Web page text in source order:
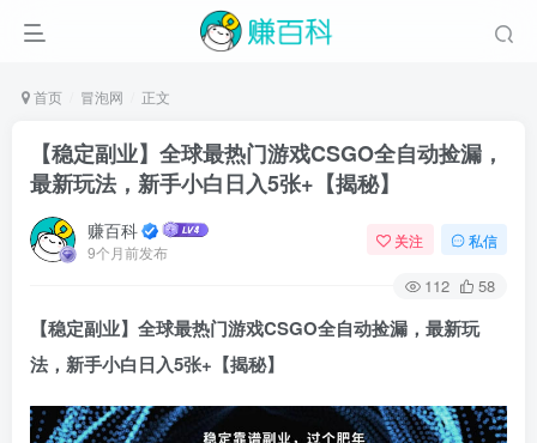
首页 冒泡网 正文
【稳定副业】全球最热门游戏CSGO全自动捡漏，
最新玩法，新手小白日入5张+【揭秘】
赚百科
9个月前发布
关注 私信
112 58
【稳定副业】全球最热门游戏CSGO全自动捡漏，最新玩
法，新手小白日入5张+【揭秘】